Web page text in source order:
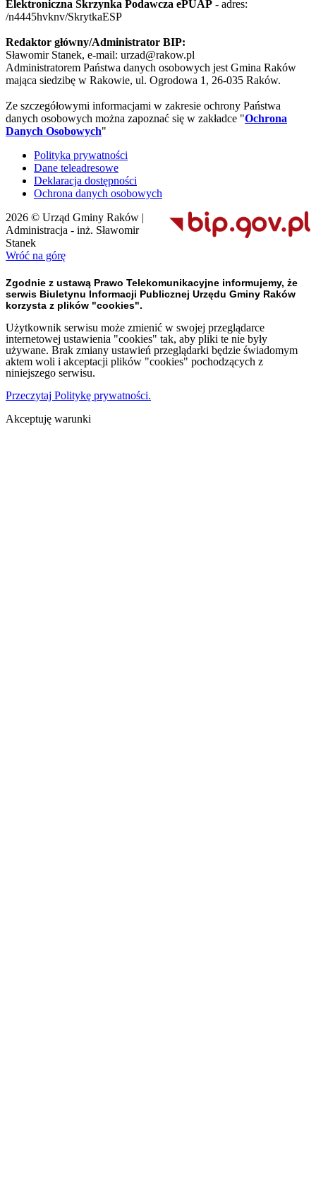
Elektroniczna Skrzynka Podawcza ePUAP - adres:
/n4445hvknv/SkrytkaESP
Redaktor główny/Administrator BIP:
Sławomir Stanek, e-mail: urzad@rakow.pl
Administratorem Państwa danych osobowych jest Gmina Raków
mająca siedzibę w Rakowie, ul. Ogrodowa 1, 26-035 Raków.
Ze szczegółowymi informacjami w zakresie ochrony Państwa
danych osobowych można zapoznać się w zakładce "Ochrona
Danych Osobowych"
Polityka prywatności
Dane teleadresowe
Deklaracja dostępności
Ochrona danych osobowych
2026 © Urząd Gminy Raków |
Administracja - inż. Sławomir
Stanek
Wróć na górę
Zgodnie z ustawą Prawo Telekomunikacyjne informujemy, że
serwis Biuletynu Informacji Publicznej Urzędu Gminy Raków
korzysta z plików "cookies".
Użytkownik serwisu może zmienić w swojej przeglądarce
internetowej ustawienia "cookies" tak, aby pliki te nie były
używane. Brak zmiany ustawień przeglądarki będzie świadomym
aktem woli i akceptacji plików "cookies" pochodzących z
niniejszego serwisu.
Przeczytaj Politykę prywatności.
Akceptuję warunki